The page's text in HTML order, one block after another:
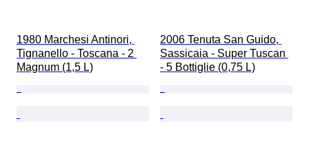
1980 Marchesi Antinori,
Tignanello - Toscana - 2
Magnum (1,5 L)
2006 Tenuta San Guido,
Sassicaia - Super Tuscan
- 5 Bottiglie (0,75 L)